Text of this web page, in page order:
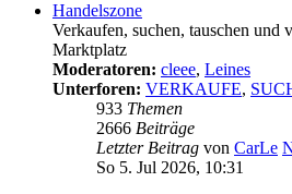
Handelszone
Verkaufen, suchen, tauschen und
Marktplatz
Moderatoren: cleee, Leines
Unterforen: VERKAUFE,
933 Themen
2666 Beiträge
Letzter Beitrag von CarLe
So 5. Jul 2026, 10:31